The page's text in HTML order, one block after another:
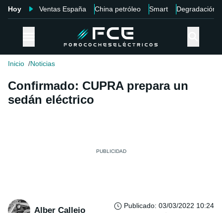
Hoy Ventas España China petróleo Smart Degradación
Inicio Noticias
Confirmado: CUPRA prepara un
sedán eléctrico
Alber Callejo Publicado: 03/03/2022 10:24